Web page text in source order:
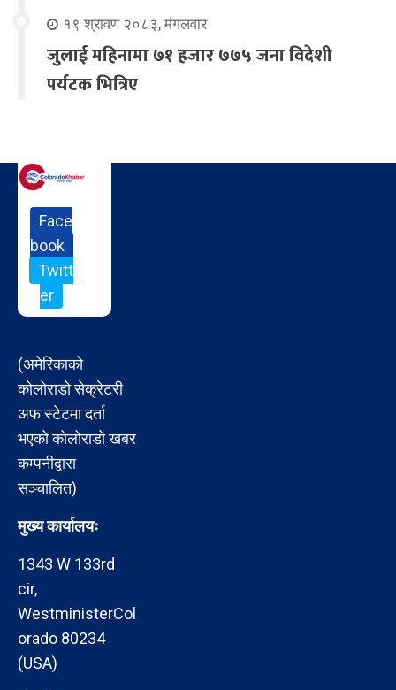
१९ श्रावण २०८३, मंगलवार
जुलाई महिनामा ७१ हजार ७७५ जना विदेशी
पर्यटक भित्रिए
Face
book
Twitt
er
(अमेरिकाको
कोलोराडो सेक्रेटरी
अफ स्टेटमा दर्ता
भएको कोलोराडो खबर
कम्पनीद्वारा
सञ्चालित)
मुख्य कार्यालयः
1343 W 133rd
cir,
WestministerCol
orado 80234
(USA)